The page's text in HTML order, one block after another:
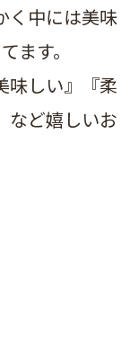
く中には美味
ます。
味しい』『柔
など嬉しいお